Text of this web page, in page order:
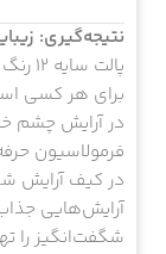
نتیجه‌گیری:
برای هر کسی
در آرایش چشم
فرمولاسیون
در کیف آرایش
آرایش‌هایی
شگفت‌انگیز را